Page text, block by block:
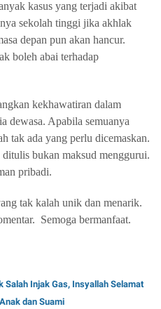
kasus yang terjadi akibat
sekolah tinggi jika akhlak
depan pun akan hancur.
boleh abai terhadap
kekhawatiran dalam
dewasa. Apabila semuanya
tak ada yang perlu dicemaskan.
bukan maksud menggurui.
pribadi.
tak kalah unik dan menarik.
Semoga bermanfaat.
Salah Injak Gas, Insyallah Selamat
dan Suami